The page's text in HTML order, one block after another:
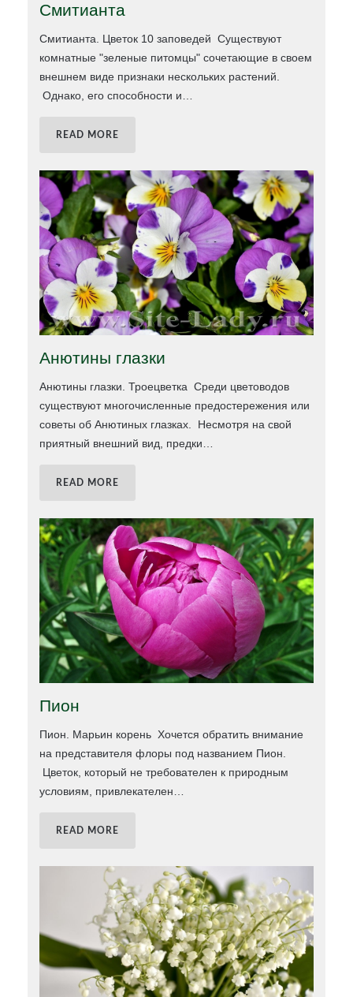
Смитианта
Смитианта. Цветок 10 заповедей Существуют
комнатные "зеленые питомцы" сочетающие в своем
внешнем виде признаки нескольких растений.
Однако, его способности и…
READ MORE
Анютины глазки
Анютины глазки. Троецветка Среди цветоводов
существуют многочисленные предостережения или
советы об Анютиных глазках. Несмотря на свой
приятный внешний вид, предки
READ MORE
Пион
Пион. Марьин корень Хочется обратить внимание
на представителя флоры под названием Пион.
Цветок, который не требователен к природным
условиям, привлекателен
READ MORE